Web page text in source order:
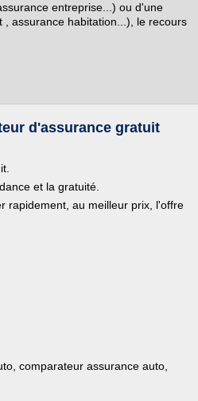
entreprise...) ou d'une
assurance habitation...), le recours
d'assurance gratuit
et la gratuité.
rapidement, au meilleur prix, l'offre
comparateur assurance auto,